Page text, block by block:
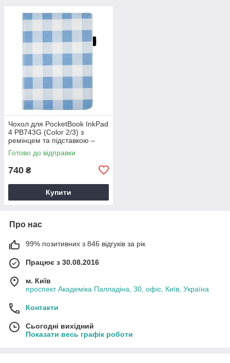
Чохол для PocketBook InkPad
4 PB743G (Color 2/3) з
ремінцем та підставкою –
тематичний малюнок
Готово до відправки
740 ₴
Купити
Про нас
99% позитивних з 846 відгуків за рік
Працює з 30.08.2016
м. Київ
проспект Академіка Палладіна, 30, офіс, Київ, Україна
Контакти
Сьогодні вихідний
Показати весь графік роботи